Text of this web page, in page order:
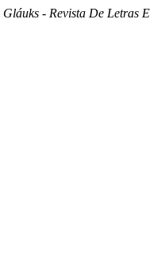
Gláuks - Revista De Letras E